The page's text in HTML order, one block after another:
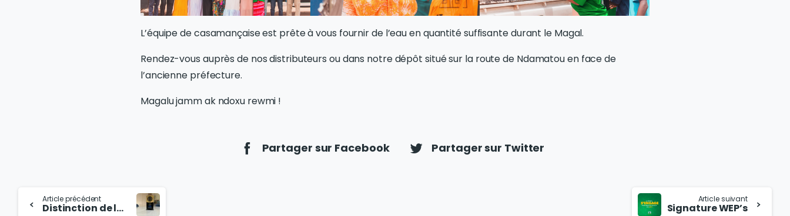
L’équipe de casamançaise est prête à vous fournir de l’eau en quantité suffisante durant le Magal.
Rendez-vous auprès de nos distributeurs ou dans notre dépôt situé sur la route de Ndamatou en face de
l’ancienne préfecture.
Magalu jamm ak ndoxu rewmi !
Partager sur Facebook Partager sur Twitter
Article précédent
Distinction de la SODECA : Label RSE CNP Niveau 2
Article suivant
Signature WEP’s